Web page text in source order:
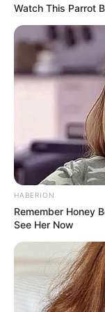
Gujarat
India
News
health
Ajab Gajab
Politics
Crime
Money
Watch This Parrot
HABERION
Remember Honey
See Her Now